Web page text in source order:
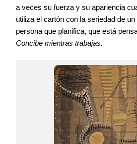
a veces su fuerza y su apariencia
utiliza el cartón con la seriedad de
persona que planifica, que está
Concibe mientras trabajas.